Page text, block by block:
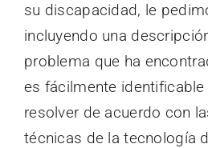
su discapacidad, le
incluyendo una
problema que ha
es fácilmente
resolver de acuerdo con
técnicas de la tecnología